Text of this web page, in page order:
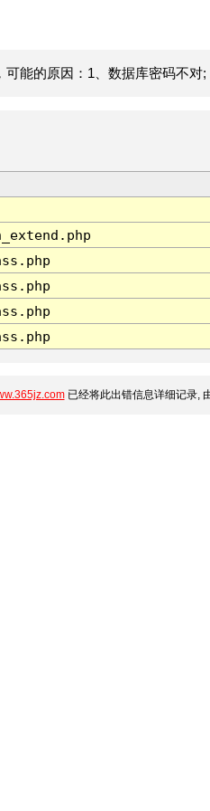
能的原因：1、数据库密码不对;
已经将此出错信息详细记录,